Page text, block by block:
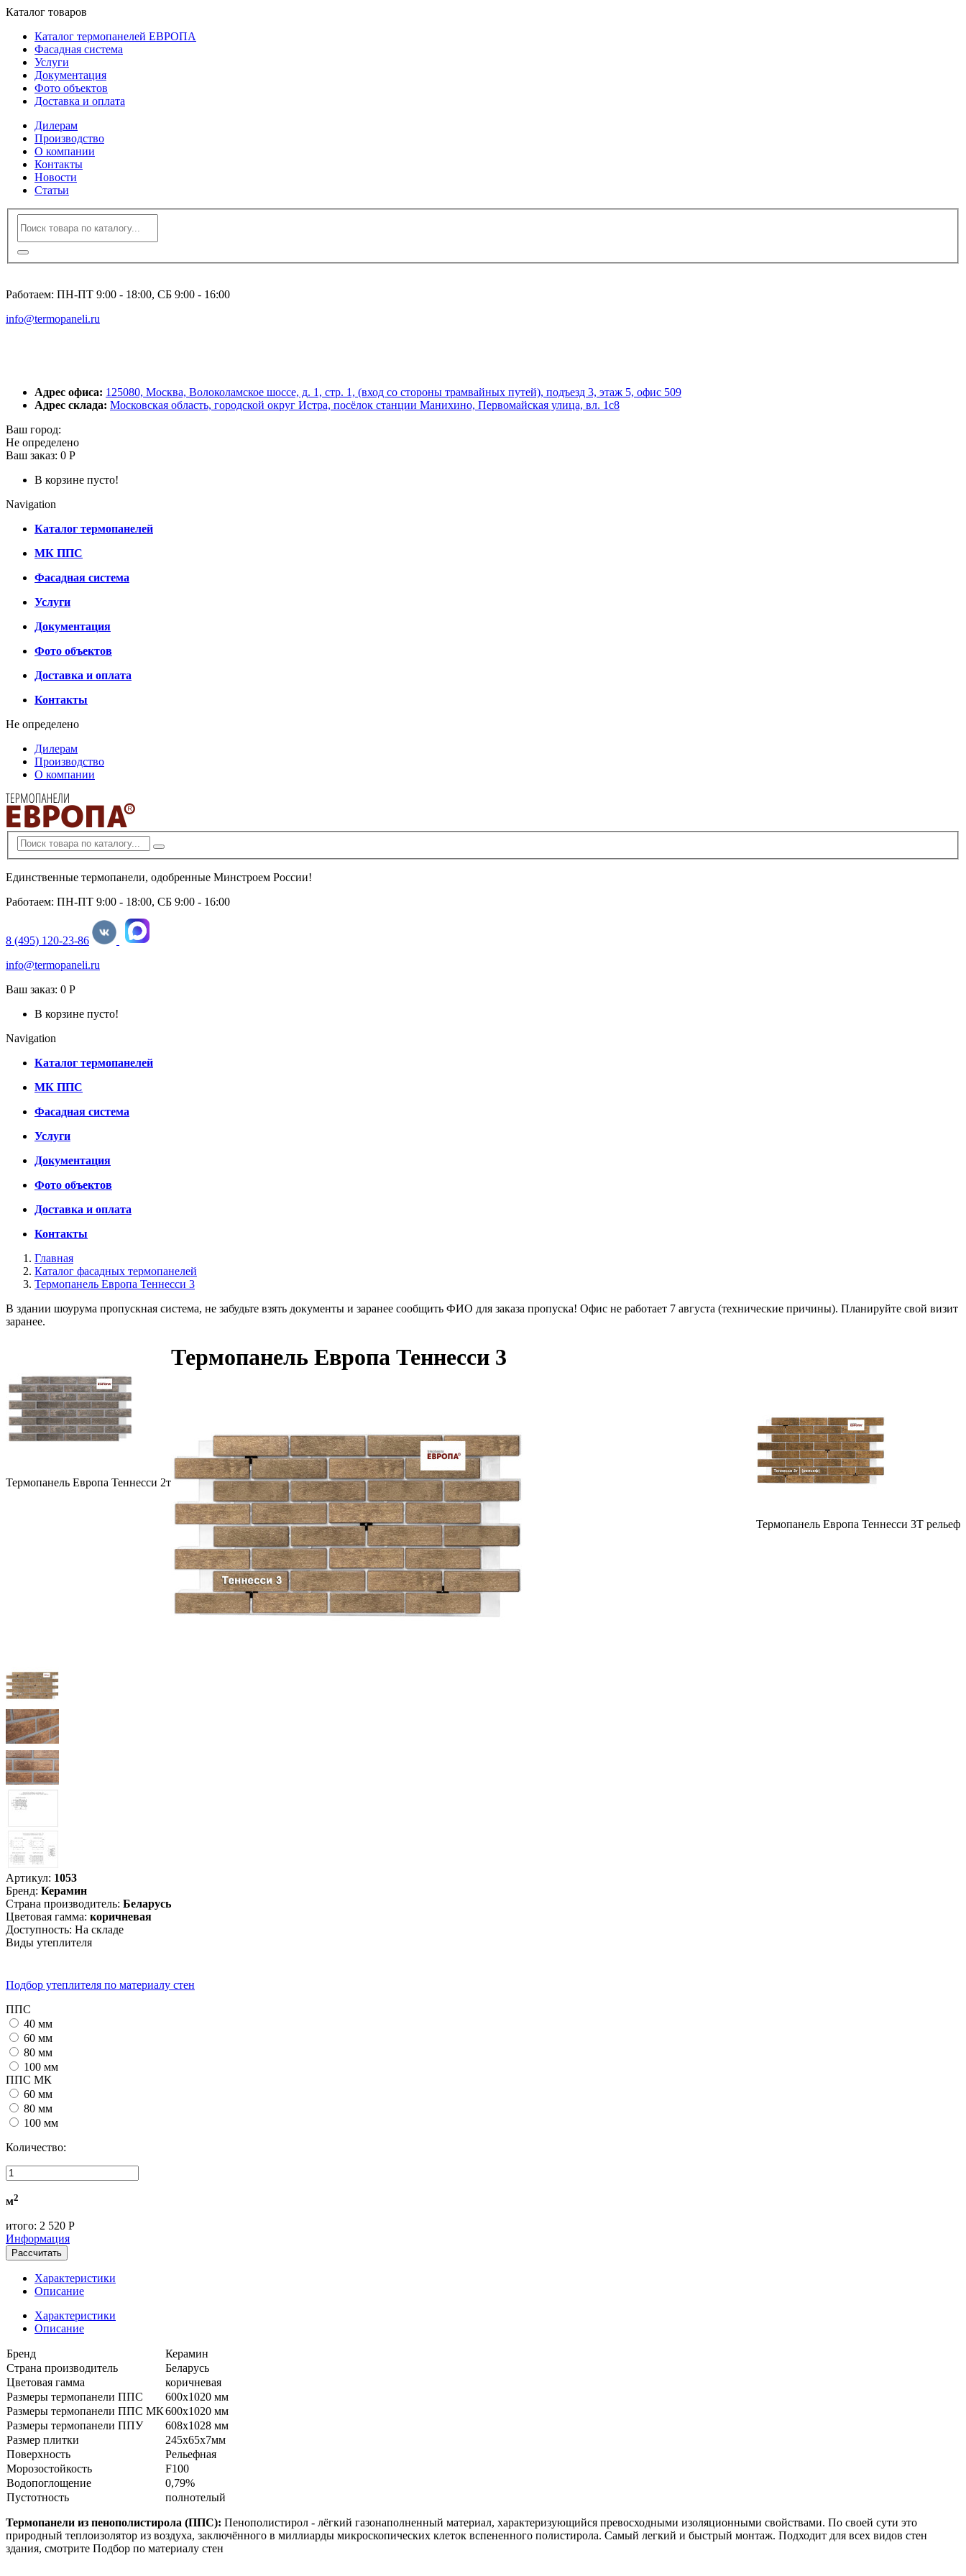
Каталог товаров
Каталог термопанелей ЕВРОПА
Фасадная система
Услуги
Документация
Фото объектов
Доставка и оплата
Дилерам
Производство
О компании
Контакты
Новости
Статьи
Работаем: ПН-ПТ 9:00 - 18:00, СБ 9:00 - 16:00
info@termopaneli.ru
Адрес офиса: 125080, Москва, Волоколамское шоссе, д. 1, стр. 1, (вход со стороны трамвайных путей), подъезд 3, этаж 5, офис 509
Адрес склада: Московская область, городской округ Истра, посёлок станции Манихино, Первомайская улица, вл. 1с8
Ваш город:
Не определено
Ваш заказ: 0 Р
В корзине пусто!
Navigation
Каталог термопанелей
МК ППС
Фасадная система
Услуги
Документация
Фото объектов
Доставка и оплата
Контакты
Не определено
Дилерам
Производство
О компании
Единственные термопанели, одобренные Минстроем России!
Работаем: ПН-ПТ 9:00 - 18:00, СБ 9:00 - 16:00
8 (495) 120-23-86
info@termopaneli.ru
Ваш заказ: 0 Р
В корзине пусто!
Navigation
Каталог термопанелей
МК ППС
Фасадная система
Услуги
Документация
Фото объектов
Доставка и оплата
Контакты
Главная
Каталог фасадных термопанелей
Термопанель Европа Теннесси 3
В здании шоурума пропускная система, не забудьте взять документы и заранее сообщить ФИО для заказа пропуска! Офис не работает 7 августа (технические причины). Планируйте свой визит
заранее.
Термопанель Европа Теннесси 2т
Термопанель Европа Теннесси 3
Термопанель Европа Теннесси 3Т рельеф
Артикул: 1053
Бренд: Керамин
Страна производитель: Беларусь
Цветовая гамма: коричневая
Доступность: На складе
Виды утеплителя
Подбор утеплителя по материалу стен
ППС
40 мм
60 мм
80 мм
100 мм
ППС МК
60 мм
80 мм
100 мм
Количество:
м2
итого: 2 520 Р
Информация
Рассчитать
Характеристики
Описание
Характеристики
Описание
Бренд
Керамин
Страна производитель
Беларусь
Цветовая гамма
коричневая
Размеры термопанели ППС
600x1020 мм
Размеры термопанели ППС МК600x1020 мм
Размеры термопанели ППУ
608x1028 мм
Размер плитки
245х65х7мм
Поверхность
Рельефная
Морозостойкость
F100
Водопоглощение
0,79%
Пустотность
полнотелый
Термопанели из пенополистирола (ППС): Пенополистирол - лёгкий газонаполненный материал, характеризующийся превосходными изоляционными свойствами. По своей сути это
природный теплоизолятор из воздуха, заключённого в миллиарды микроскопических клеток вспененного полистирола. Самый легкий и быстрый монтаж. Подходит для всех видов стен
здания, смотрите Подбор по материалу стен